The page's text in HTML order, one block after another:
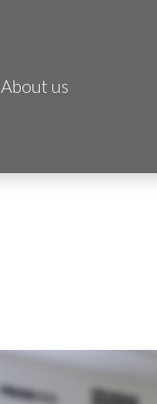
About us